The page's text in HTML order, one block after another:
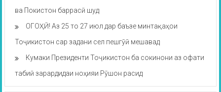
ва Покистон баррасӣ шуд
ОГОҲӢ! Аз 25 то 27 июл дар баъзе минтақаҳои
Тоҷикистон сар задани сел пешгӯӣ мешавад
Кумаки Президенти Тоҷикистон ба сокинони аз офати
табиӣ зарардидаи ноҳияи Рӯшон расид